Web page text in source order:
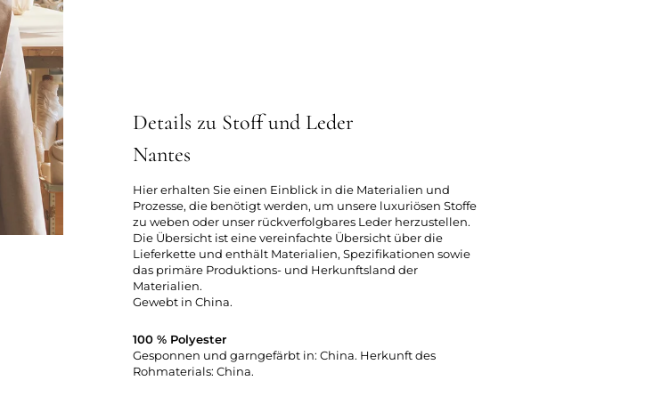
Details zu Stoff und Leder
Nantes
Hier erhalten Sie einen Einblick in die Materialien und
Prozesse, die benötigt werden, um unsere luxuriösen Stoffe
zu weben oder unser rückverfolgbares Leder herzustellen.
Die Übersicht ist eine vereinfachte Übersicht über die
Lieferkette und enthält Materialien, Spezifikationen sowie
das primäre Produktions- und Herkunftsland der
Materialien.
Gewebt in China.
100 % Polyester
Gesponnen und garngefärbt in: China. Herkunft des
Rohmaterials: China.